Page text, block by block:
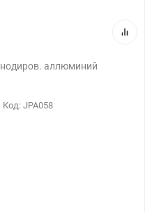
аллюминий
Код: JPA058